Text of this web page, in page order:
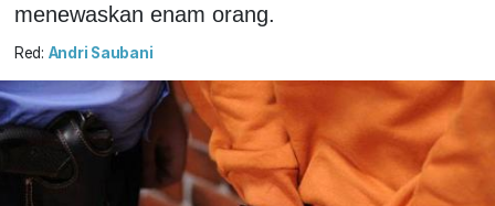
menewaskan enam orang.
Red: Andri Saubani